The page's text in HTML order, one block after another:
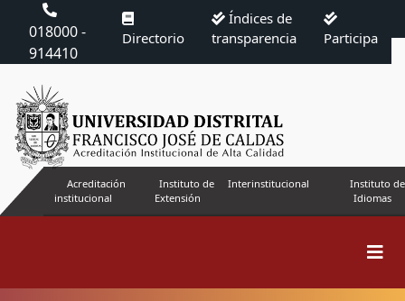
018000 -
914410
Directorio
Índices de
transparencia
Participa
Acreditación
institucional
Instituto de
Extensión
Interinstitucional
Instituto de
Idiomas